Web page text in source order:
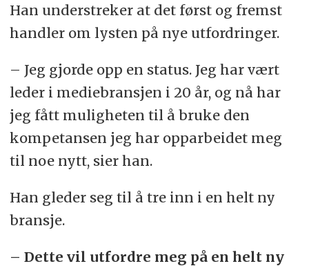
Han understreker at det først og fremst
handler om lysten på nye utfordringer.
– Jeg gjorde opp en status. Jeg har vært
leder i mediebransjen i 20 år, og nå har
jeg fått muligheten til å bruke den
kompetansen jeg har opparbeidet meg
til noe nytt, sier han.
Han gleder seg til å tre inn i en helt ny
bransje.
– Dette vil utfordre meg på en helt ny